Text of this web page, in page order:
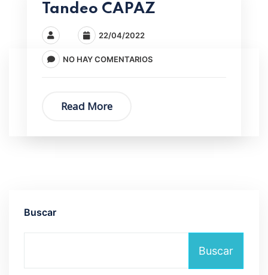
Tandeo CAPAZ
22/04/2022
NO HAY COMENTARIOS
Read More
Buscar
Buscar